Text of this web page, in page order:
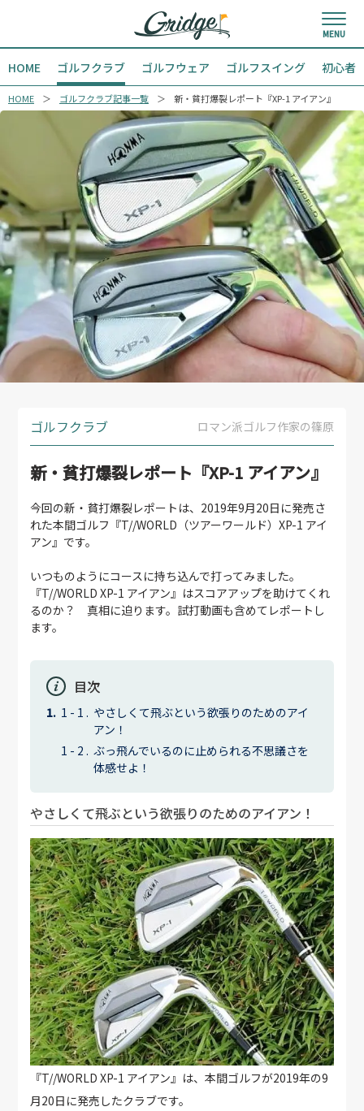
HOME ゴルフクラブ ゴルフウェア ゴルフスイング 初心者
HOME ゴルフクラブ記事一覧 新・貧打爆裂レポート『XP-1 アイアン』
ゴルフクラブ ロマン派ゴルフ作家の篠原
新・貧打爆裂レポート『XP-1 アイアン』
今回の新・貧打爆裂レポートは、2019年9月20日に発売さ
れた本間ゴルフ『T//WORLD（ツアーワールド）XP-1 アイ
アン』です。
いつものようにコースに持ち込んで打ってみました。
『T//WORLD XP-1 アイアン』はスコアアップを助けてくれ
るのか？ 真相に迫ります。試打動画も含めてレポートし
ます。
目次
やさしくて飛ぶという欲張りのためのアイ
アン！
ぶっ飛んでいるのに止められる不思議さを
体感せよ！
やさしくて飛ぶという欲張りのためのアイアン！
『T//WORLD XP-1 アイアン』は、本間ゴルフが2019年の9
月20日に発売したクラブです。